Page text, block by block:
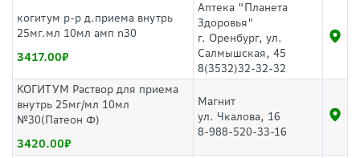
когитум р-р д.приема внутрь
25мг.мл 10мл амп n30
3417.00
Аптека "Планета
Здоровья"
г. Оренбург, ул.
Салмышская, 45
8(3532)32-32-32
КОГИТУМ Раствор для приема
внутрь 25мг/мл 10мл
№30(Патеон Ф)
3420.00
Магнит
ул. Чкалова, 16
8-988-520-33-16